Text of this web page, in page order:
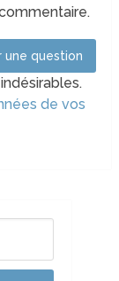
de vos